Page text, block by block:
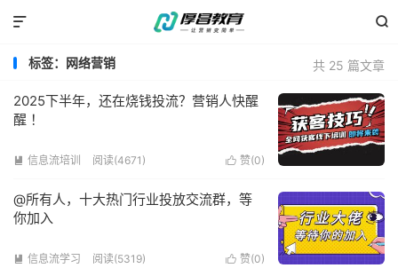


共 25 篇文章
标签：网络营销
2025下半年，还在烧钱投流？营销人快醒
醒 ！
 赞(0)
 信息流培训 阅读(4671)
@所有人，十大热门行业投放交流群，等
你加入
 赞(0)
 信息流学习 阅读(5319)